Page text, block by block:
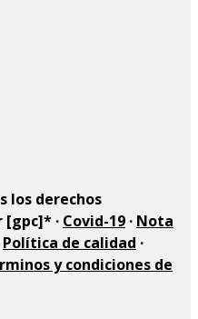
los derechos
[gpc]* · Covid-19 · Nota
Política de calidad ·
y condiciones de